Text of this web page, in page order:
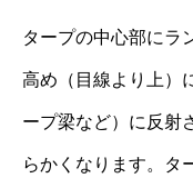
タープの中心部にラ
高め（目線より上）
ープ梁など）に反射
らかくなります。タ